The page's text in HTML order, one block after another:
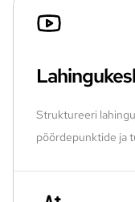
Struktureeri
pöördepunktide ja